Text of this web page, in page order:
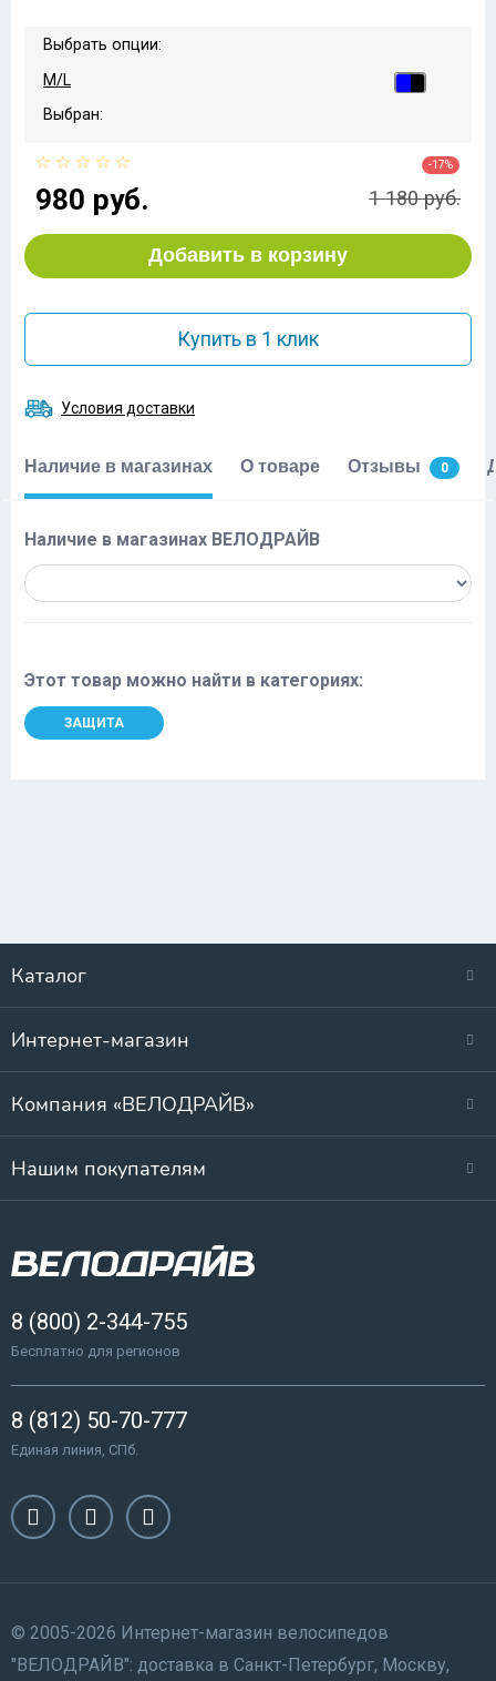
Выбрать опции:
M/L
Выбран:
980 руб.
-17%
1 180 руб.
Добавить в корзину
Купить в 1 клик
Условия доставки
Наличие в магазинах О товаре Отзывы 0
Наличие в магазинах ВЕЛОДРАЙВ
Этот товар можно найти в категориях:
ЗАЩИТА
Каталог
Интернет-магазин
Компания «ВЕЛОДРАЙВ»
Нашим покупателям
8 (800) 2-344-755
Бесплатно для регионов
8 (812) 50-70-777
Единая линия, СПб.
© 2005-2026 Интернет-магазин велосипедов
"ВЕЛОДРАЙВ": доставка в Санкт-Петербург, Москву,